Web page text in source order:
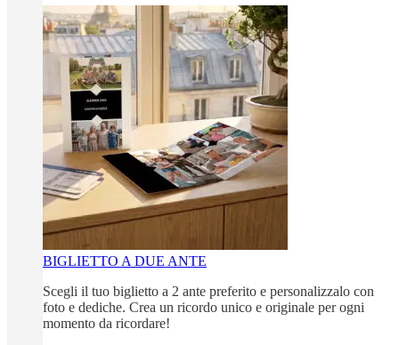
BIGLIETTO A DUE ANTE
Scegli il tuo biglietto a 2 ante preferito e personalizzalo con
foto e dediche. Crea un ricordo unico e originale per ogni
momento da ricordare!